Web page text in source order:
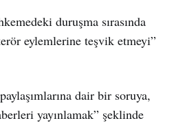
duruşma sırasında
eylemlerine teşvik etmeyi”
dair bir soruya,
yayınlamak” şeklinde